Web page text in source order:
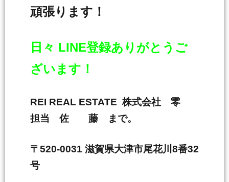
頑張ります！
日々 LINE登録ありがとうご
ざいます！
REI REAL ESTATE 株式会社 零
担当 佐 藤 まで。
〒520-0031 滋賀県大津市尾花川8番32
号